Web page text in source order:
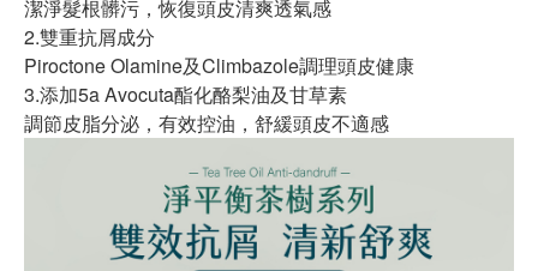
潔淨髮根髒污，恢復頭皮清爽透氣感
2.雙重抗屑成分
Piroctone Olamine及Climbazole調理頭皮健康
3.添加5a Avocuta酯化酪梨油及甘草素
調節皮脂分泌，有效控油，舒緩頭皮不適感